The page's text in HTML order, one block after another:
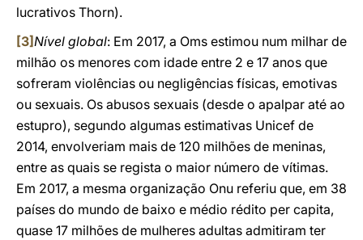
lucrativos Thorn).
[3]Nível global: Em 2017, a Oms estimou num milhar de
milhão os menores com idade entre 2 e 17 anos que
sofreram violências ou negligências físicas, emotivas
ou sexuais. Os abusos sexuais (desde o apalpar até ao
estupro), segundo algumas estimativas Unicef de
2014, envolveriam mais de 120 milhões de meninas,
entre as quais se regista o maior número de vítimas.
Em 2017, a mesma organização Onu referiu que, em 38
países do mundo de baixo e médio rédito per capita,
quase 17 milhões de mulheres adultas admitiram ter